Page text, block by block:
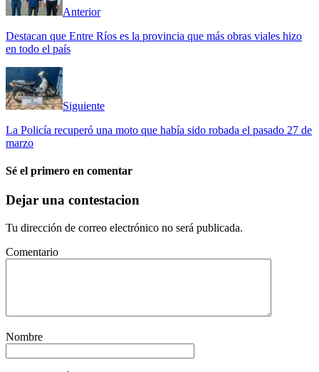
Anterior
Destacan que Entre Ríos es la provincia que más obras viales hizo
en todo el país
Siguiente
La Policía recuperó una moto que había sido robada el pasado 27 de
marzo
Sé el primero en comentar
Dejar una contestacion
Tu dirección de correo electrónico no será publicada.
Comentario
Nombre